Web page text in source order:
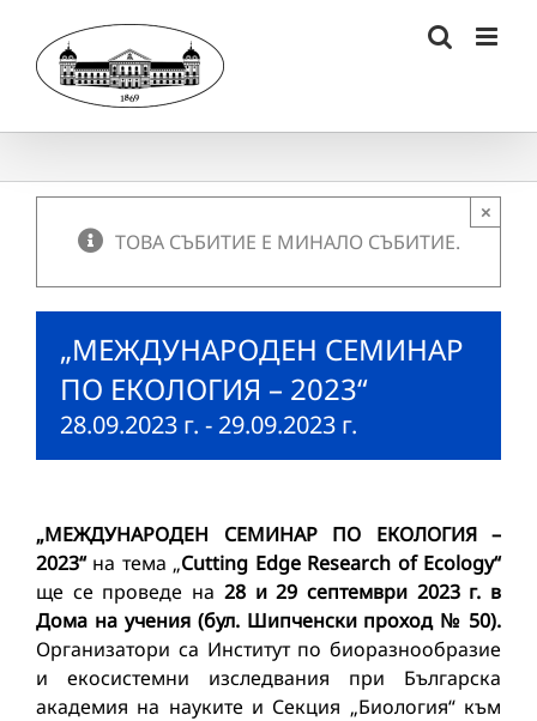
content
ТОВА СЪБИТИЕ Е МИНАЛО СЪБИТИЕ.
×
„МЕЖДУНАРОДЕН СЕМИНАР
ПО ЕКОЛОГИЯ – 2023“
28.09.2023 г. - 29.09.2023 г.
„МЕЖДУНАРОДЕН СЕМИНАР ПО ЕКОЛОГИЯ –
2023“ на тема „Cutting Edge Research of Ecology“
ще се проведе на 28 и 29 септември 2023 г. в
Дома на учения (бул. Шипченски проход № 50).
Организатори са Институт по биоразнообразие
и екосистемни изследвания при Българска
академия на науките и Секция „Биология“ към